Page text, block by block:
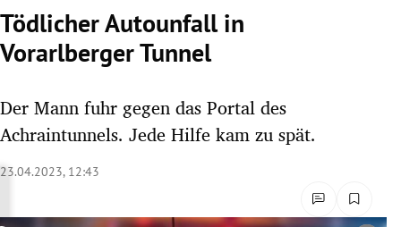
Tödlicher Autounfall in
Vorarlberger Tunnel
Der Mann fuhr gegen das Portal des
Achraintunnels. Jede Hilfe kam zu spät.
23.04.2023, 12:43